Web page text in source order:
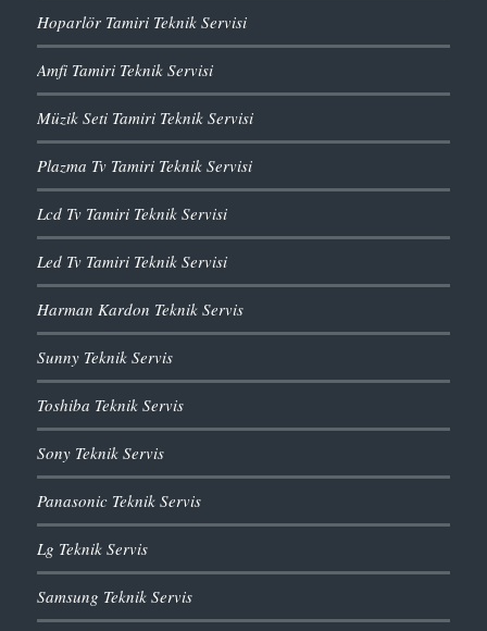
Hoparlör Tamiri Teknik Servisi
Amfi Tamiri Teknik Servisi
Müzik Seti Tamiri Teknik Servisi
Plazma Tv Tamiri Teknik Servisi
Lcd Tv Tamiri Teknik Servisi
Led Tv Tamiri Teknik Servisi
Harman Kardon Teknik Servis
Sunny Teknik Servis
Toshiba Teknik Servis
Sony Teknik Servis
Panasonic Teknik Servis
Lg Teknik Servis
Samsung Teknik Servis